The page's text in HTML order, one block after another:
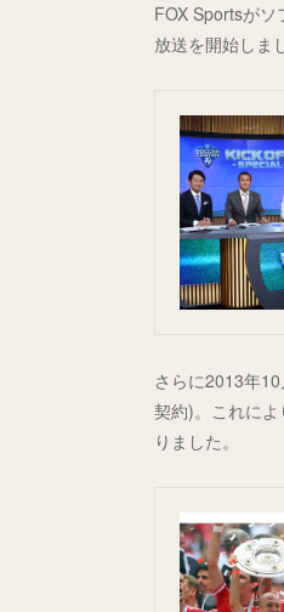
FOX Sportsが
放送を開始しま
さらに2013年
契約)。これに
りました。